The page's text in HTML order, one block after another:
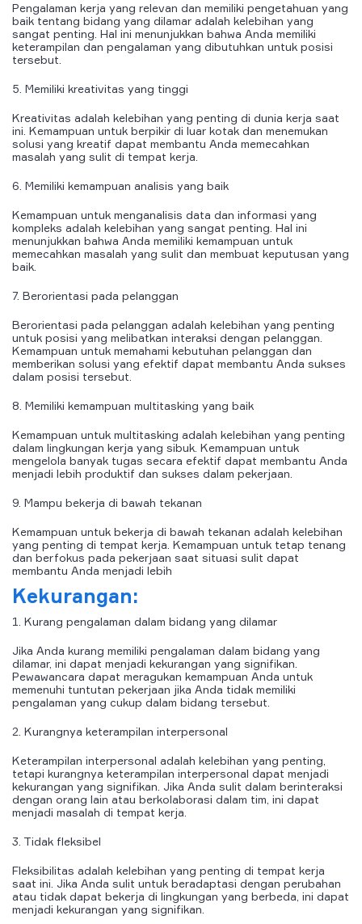
Pengalaman kerja yang relevan dan memiliki pengetahuan yang
baik tentang bidang yang dilamar adalah kelebihan yang
sangat penting. Hal ini menunjukkan bahwa Anda memiliki
keterampilan dan pengalaman yang dibutuhkan untuk posisi
tersebut.
5. Memiliki kreativitas yang tinggi
Kreativitas adalah kelebihan yang penting di dunia kerja saat
ini. Kemampuan untuk berpikir di luar kotak dan menemukan
solusi yang kreatif dapat membantu Anda memecahkan
masalah yang sulit di tempat kerja.
6. Memiliki kemampuan analisis yang baik
Kemampuan untuk menganalisis data dan informasi yang
kompleks adalah kelebihan yang sangat penting. Hal ini
menunjukkan bahwa Anda memiliki kemampuan untuk
memecahkan masalah yang sulit dan membuat keputusan yang
baik.
7. Berorientasi pada pelanggan
Berorientasi pada pelanggan adalah kelebihan yang penting
untuk posisi yang melibatkan interaksi dengan pelanggan.
Kemampuan untuk memahami kebutuhan pelanggan dan
memberikan solusi yang efektif dapat membantu Anda sukses
dalam posisi tersebut.
8. Memiliki kemampuan multitasking yang baik
Kemampuan untuk multitasking adalah kelebihan yang penting
dalam lingkungan kerja yang sibuk. Kemampuan untuk
mengelola banyak tugas secara efektif dapat membantu Anda
menjadi lebih produktif dan sukses dalam pekerjaan.
9. Mampu bekerja di bawah tekanan
Kemampuan untuk bekerja di bawah tekanan adalah kelebihan
yang penting di tempat kerja. Kemampuan untuk tetap tenang
dan berfokus pada pekerjaan saat situasi sulit dapat
membantu Anda menjadi lebih
Kekurangan:
1. Kurang pengalaman dalam bidang yang dilamar
Jika Anda kurang memiliki pengalaman dalam bidang yang
dilamar, ini dapat menjadi kekurangan yang signifikan.
Pewawancara dapat meragukan kemampuan Anda untuk
memenuhi tuntutan pekerjaan jika Anda tidak memiliki
pengalaman yang cukup dalam bidang tersebut.
2. Kurangnya keterampilan interpersonal
Keterampilan interpersonal adalah kelebihan yang penting,
tetapi kurangnya keterampilan interpersonal dapat menjadi
kekurangan yang signifikan. Jika Anda sulit dalam berinteraksi
dengan orang lain atau berkolaborasi dalam tim, ini dapat
menjadi masalah di tempat kerja.
3. Tidak fleksibel
Fleksibilitas adalah kelebihan yang penting di tempat kerja
saat ini. Jika Anda sulit untuk beradaptasi dengan perubahan
atau tidak dapat bekerja di lingkungan yang berbeda, ini dapat
menjadi kekurangan yang signifikan.